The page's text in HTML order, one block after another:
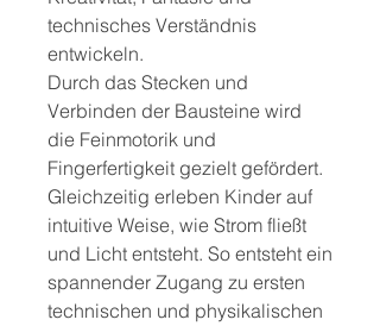
technisches Verständnis
entwickeln.
Durch das Stecken und
Verbinden der Bausteine wird
die Feinmotorik und
Fingerfertigkeit gezielt gefördert.
Gleichzeitig erleben Kinder auf
intuitive Weise, wie Strom fließt
und Licht entsteht. So entsteht ein
spannender Zugang zu ersten
technischen und physikalischen